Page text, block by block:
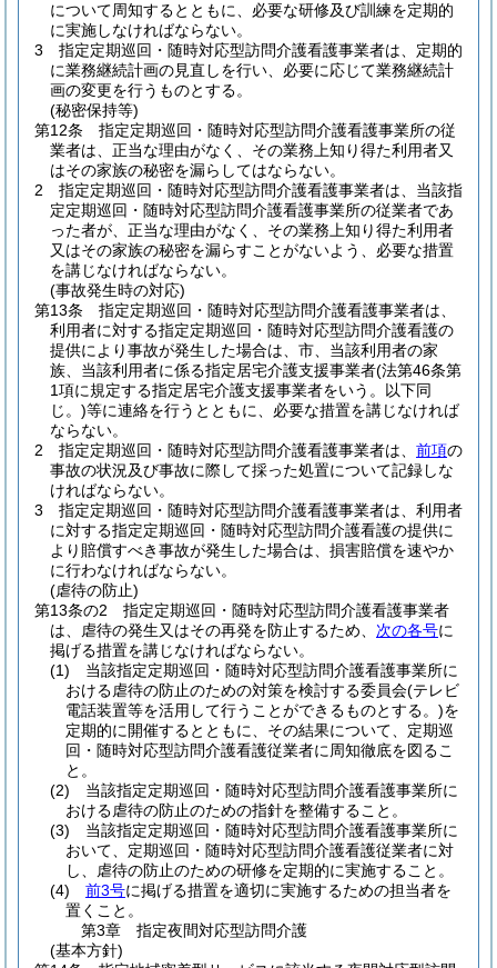
について周知するとともに、必要な研修及び訓練を定期的
に実施しなければならない。
3
指定定期巡回・随時対応型訪問介護看護事業者は、定期的
に業務継続計画の見直しを行い、必要に応じて業務継続計
画の変更を行うものとする。
(秘密保持等)
第12条
指定定期巡回・随時対応型訪問介護看護事業所の従
業者は、正当な理由がなく、その業務上知り得た利用者又
はその家族の秘密を漏らしてはならない。
2
指定定期巡回・随時対応型訪問介護看護事業者は、当該指
定定期巡回・随時対応型訪問介護看護事業所の従業者であ
った者が、正当な理由がなく、その業務上知り得た利用者
又はその家族の秘密を漏らすことがないよう、必要な措置
を講じなければならない。
(事故発生時の対応)
第13条
指定定期巡回・随時対応型訪問介護看護事業者は、
利用者に対する指定定期巡回・随時対応型訪問介護看護の
提供により事故が発生した場合は、市、当該利用者の家
族、当該利用者に係る指定居宅介護支援事業者(法第46条第
1項に規定する指定居宅介護支援事業者をいう。以下同
じ。)等に連絡を行うとともに、必要な措置を講じなければ
ならない。
2
指定定期巡回・随時対応型訪問介護看護事業者は、 前項の
事故の状況及び事故に際して採った処置について記録しな
ければならない。
3
指定定期巡回・随時対応型訪問介護看護事業者は、利用者
に対する指定定期巡回・随時対応型訪問介護看護の提供に
より賠償すべき事故が発生した場合は、損害賠償を速やか
に行わなければならない。
(虐待の防止)
第13条の2
指定定期巡回・随時対応型訪問介護看護事業者
は、虐待の発生又はその再発を防止するため、 次の各号に
掲げる措置を講じなければならない。
(1)
当該指定定期巡回・随時対応型訪問介護看護事業所に
おける虐待の防止のための対策を検討する委員会(テレビ
電話装置等を活用して行うことができるものとする。)を
定期的に開催するとともに、その結果について、定期巡
回・随時対応型訪問介護看護従業者に周知徹底を図るこ
と。
(2)
当該指定定期巡回・随時対応型訪問介護看護事業所に
おける虐待の防止のための指針を整備すること。
(3)
当該指定定期巡回・随時対応型訪問介護看護事業所に
おいて、定期巡回・随時対応型訪問介護看護従業者に対
し、虐待の防止のための研修を定期的に実施すること。
(4)
前3号に掲げる措置を適切に実施するための担当者を
置くこと。
第3章
指定夜間対応型訪問介護
(基本方針)